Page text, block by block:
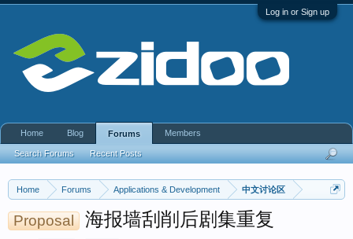
Log in or Sign up
Home Forums Applications & Development 中文讨论区
Proposal 海报墙刮削后剧集重复
Home Blog Forums
Search Forums Recent Posts
Members